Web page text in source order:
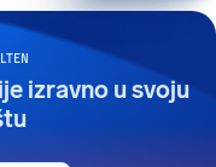
izravno u svoju